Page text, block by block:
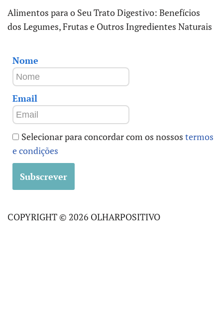
Alimentos para o Seu Trato Digestivo: Benefícios
dos Legumes, Frutas e Outros Ingredientes Naturais
Nome
Email
Selecionar para concordar com os nossos termos
e condições
COPYRIGHT © 2026 OLHARPOSITIVO